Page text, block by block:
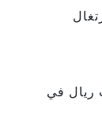
ريال في